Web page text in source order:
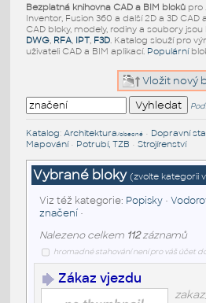
Bezplatná knihovna CAD a BIM blokůpro
Inventor, Fusion 360 a další 2D a 3D
CAD bloky, modely, rodiny a soubory
DWG, RFA, IPT, F3D. Katalog slouží pro
uživateli CAD a BIM aplikací. Populární
Vložit nový
Katalog: Architektura/obecné• Dopravní
Mapování• Potrubí, TZB • Strojírenství
Vybrané bloky (zvolte kategorii
Viz též kategorie: Popisky•
značení•
Nalezeno celkem 112záznamů
hromadné stahování není pro váš účet
Zákaz vjezdu